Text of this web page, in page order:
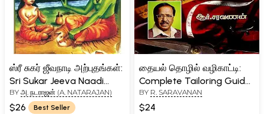
ஸ்ரீ சுகர் ஜீவநாடி அற்புதங்கள்:
Sri Sukar Jeeva Naadi
Arputhangal (Tamil)
BY அ. நடராஜன் (A. NATARAJAN)
$26
Best Seller
தையல் தொழில் வழிகாட்டி:
Complete Tailoring Guide
(Tamil)
BY R. SARAVANAN
$24